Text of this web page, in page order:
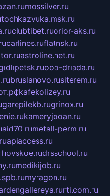
mossilver.ru
tochkazvuka.msk.ru
clubtibet.ruorior-aks.ru
carlines.ruflatnsk.ru
astroline.net.ru
ooo-driada.ru
bruslanovo.rusiterem.ru
kafekolizey.ru
grinox.ru
kameryjooan.ru
aid70.rumetall-perm.ru
apiaccess.ru
drsschool.ru
medikijob.ru
myragon.ru
rti.com.ru